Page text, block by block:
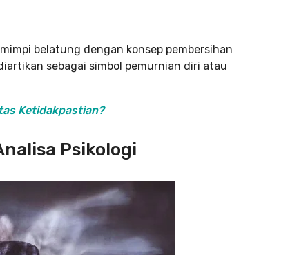
belatung dengan konsep pembersihan
sebagai simbol pemurnian diri atau
Ketidakpastian?
Psikologi